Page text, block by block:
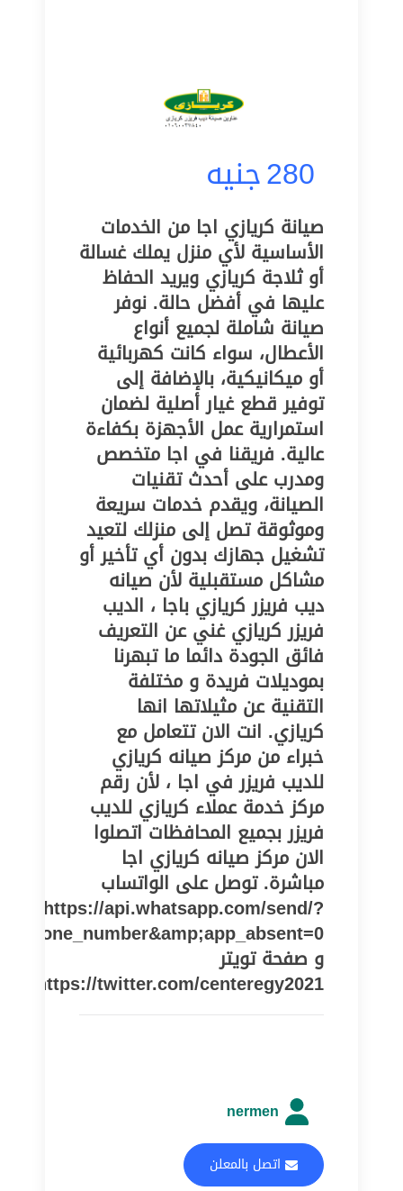
280جنيه
صيانة كريازي اجا من الخدمات
الأساسية لأي منزل يملك غسالة
أو ثلاجة كريازي ويريد الحفاظ
عليها في أفضل حالة. نوفر
صيانة شاملة لجميع أنواع
الأعطال، سواء كانت كهربائية
أو ميكانيكية، بالإضافة إلى
توفير قطع غيار أصلية لضمان
استمرارية عمل الأجهزة بكفاءة
عالية. فريقنا في اجا متخصص
ومدرب على أحدث تقنيات
الصيانة، ويقدم خدمات سريعة
وموثوقة تصل إلى منزلك لتعيد
تشغيل جهازك بدون أي تأخير أو
مشاكل مستقبلية لأن صيانه
ديب فريزر كريازي باجا ، الديب
فريزر كريازي غني عن التعريف
فائق الجودة دائما ما تبهرنا
بموديلات فريدة و مختلفة
التقنية عن مثيلاتها انها
كريازي. انت الان تتعامل مع
خبراء من مركز صيانه كريازي
للديب فريزر في اجا ، لأن رقم
مركز خدمة عملاء كريازي للديب
فريزر بجميع المحافظات اتصلوا
الان مركز صيانه كريازي اجا
مباشرة. توصل على الواتساب
https://api.whatsapp.com/send/?
و صفحة تويتر
https://twitter.com/centeregy2021
nermen
اتصل بالمعلن